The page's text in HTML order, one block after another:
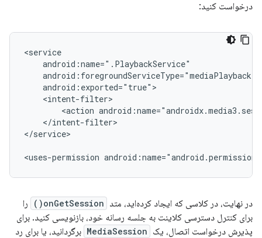
درخواست کنید:
<action
</intent-filter>
</service>
<uses-permission
در نهایت، در کلاسی که ایجاد کرده‌اید، متد onGetSession()
را
برای کنترل دسترسی کلاینت به جلسه رسانه خود، بازنویسی کنید. برای
پذیرش درخواست اتصال، یک MediaSession برگردانید، یا برای رد